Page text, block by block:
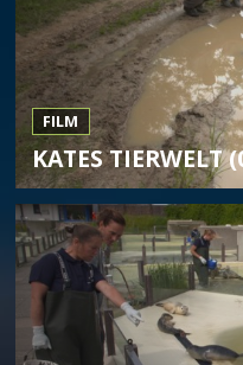
FILM
KATES TIERWELT